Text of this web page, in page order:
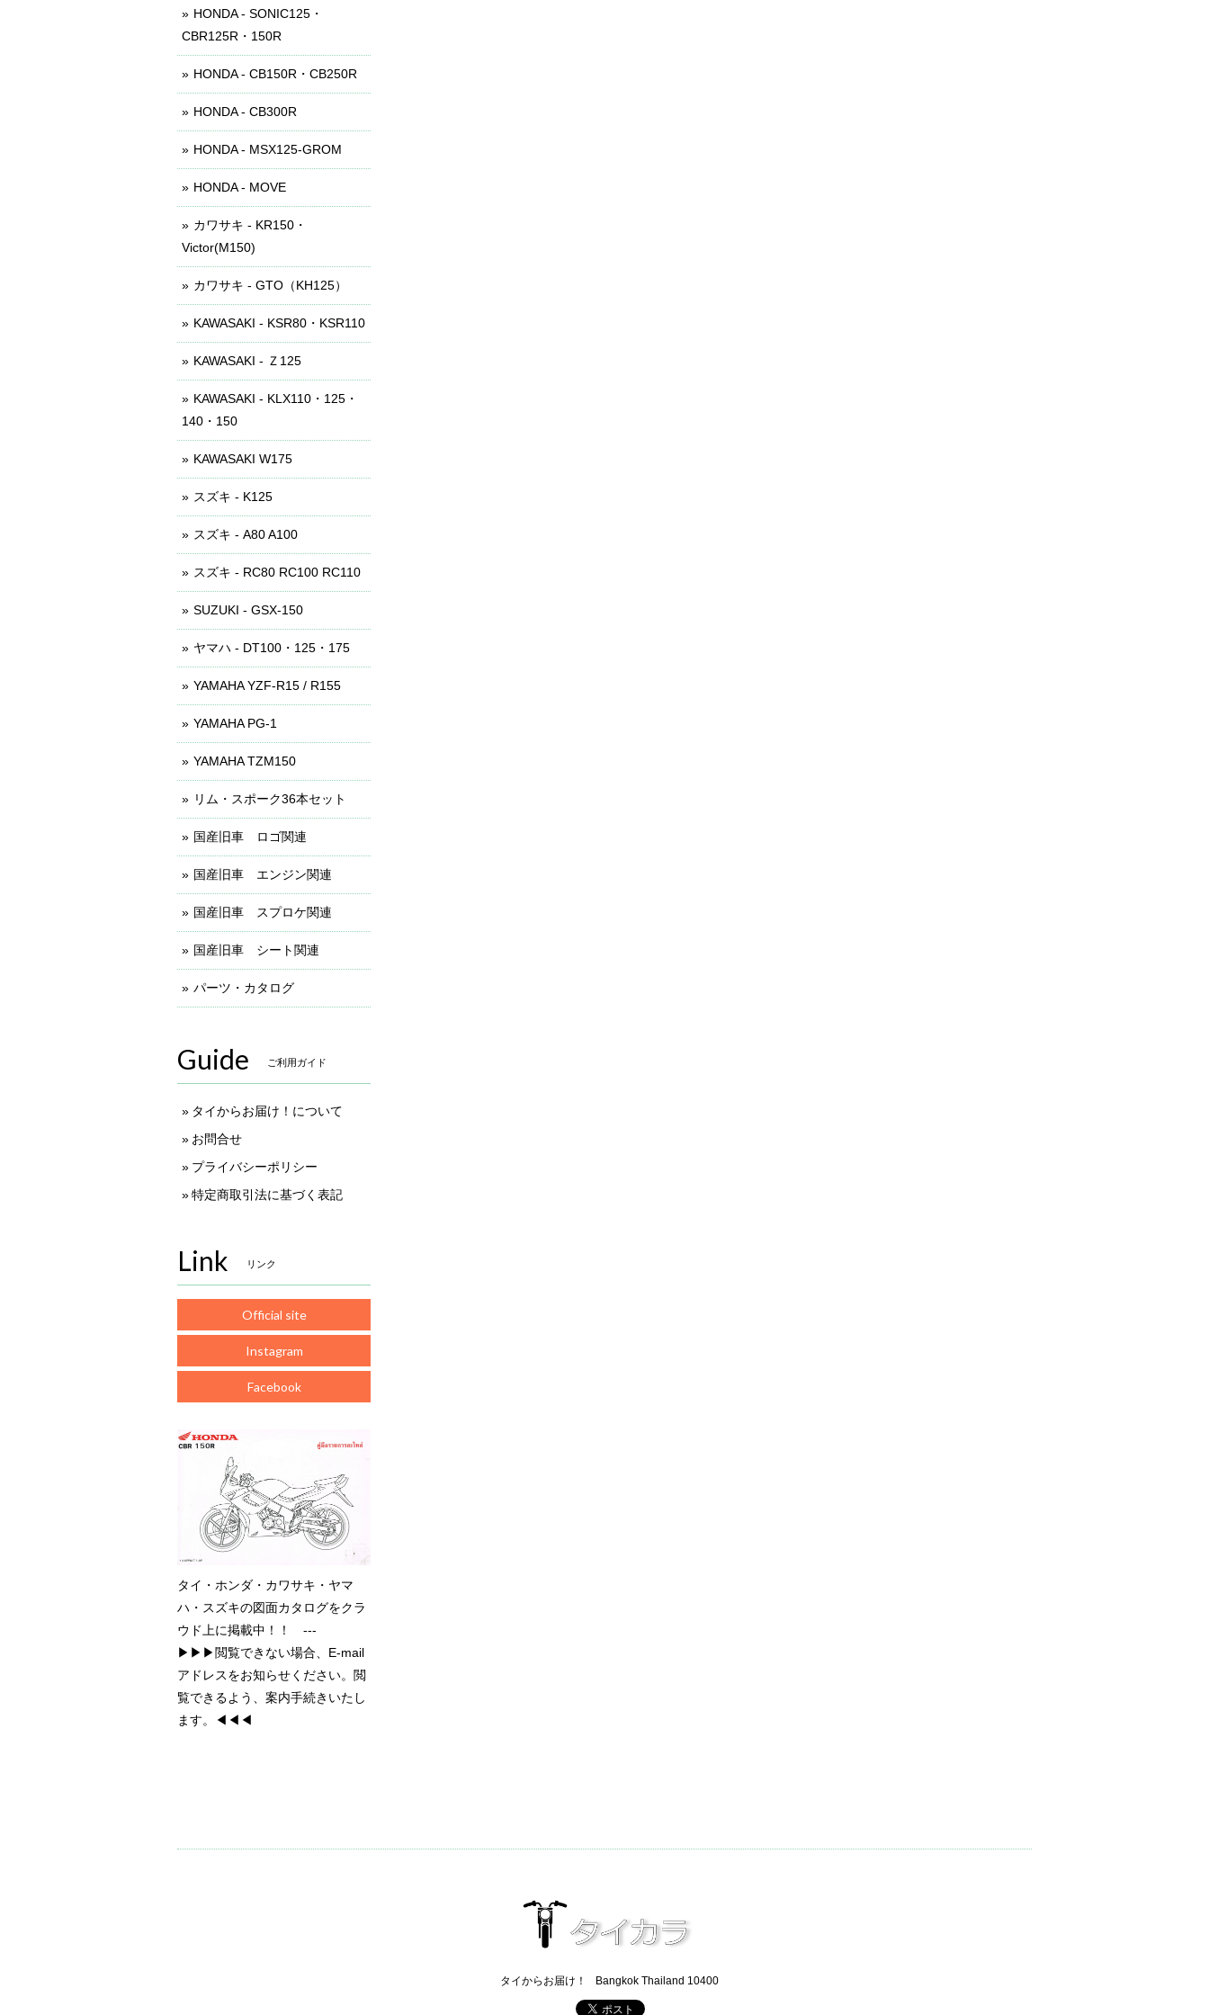
HONDA - SONIC125・
CBR125R・150R
HONDA - CB150R・CB250R
HONDA - CB300R
HONDA - MSX125-GROM
HONDA - MOVE
カワサキ - KR150・
Victor(M150)
カワサキ - GTO（KH125）
KAWASAKI - KSR80・KSR110
KAWASAKI - Ｚ125
KAWASAKI - KLX110・125・
140・150
KAWASAKI W175
スズキ - K125
スズキ - A80 A100
スズキ - RC80 RC100 RC110
SUZUKI - GSX-150
ヤマハ - DT100・125・175
YAMAHA YZF-R15 / R155
YAMAHA PG-1
YAMAHA TZM150
リム・スポーク36本セット
国産旧車 ロゴ関連
国産旧車 エンジン関連
国産旧車 スプロケ関連
国産旧車 シート関連
パーツ・カタログ
Guide ご利用ガイド
タイからお届け！について
お問合せ
プライバシーポリシー
特定商取引法に基づく表記
Link リンク
Official site
Instagram
Facebook
タイ・ホンダ・カワサキ・ヤマ
ハ・スズキの図面カタログをクラ
ウド上に掲載中！！ ---
▶▶▶閲覧できない場合、E-mail
アドレスをお知らせください。閲
覧できるよう、案内手続きいたし
ます。◀◀◀
タイからお届け！ Bangkok Thailand 10400